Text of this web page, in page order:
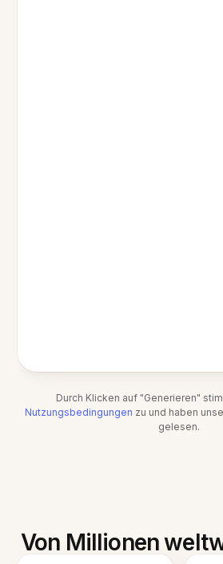
Durch Klicken auf "Generieren"
Nutzungsbedingungen zu und haben
gelesen.
Von Millionen